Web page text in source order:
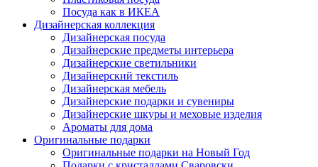
Посуда как в ИКЕА
Дизайнерская коллекция
Дизайнерская посуда
Дизайнерские предметы интерьера
Дизайнерские светильники
Дизайнерский текстиль
Дизайнерская мебель
Дизайнерские подарки и сувениры
Дизайнерские шкуры и меховые изделия
Ароматы для дома
Оригинальные подарки
Оригинальные подарки на Новый Год